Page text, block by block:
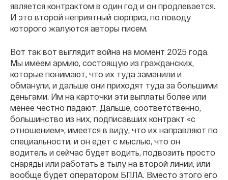
является контрактом в один год и он продлевается.
И это второй неприятный сюрприз, по поводу
которого жалуются авторы писем.
Вот так вот выглядит война на момент 2025 года.
Мы имеем армию, состоящую из гражданских,
которые понимают, что их туда заманили и
обманули, и дальше они приходят туда за большими
деньгами. Им на карточки эти выплаты более или
менее честно падают. Дальше, соответственно,
большинство из них, подписавших контракт «с
отношением», имеется в виду, что их направляют по
специальности, и он едет с мыслью, что он
водитель и сейчас будет водить, подвозить просто
снаряды или работать в тылу на второй линии, или
вообще будет оператором БПЛА. Вместо этого его